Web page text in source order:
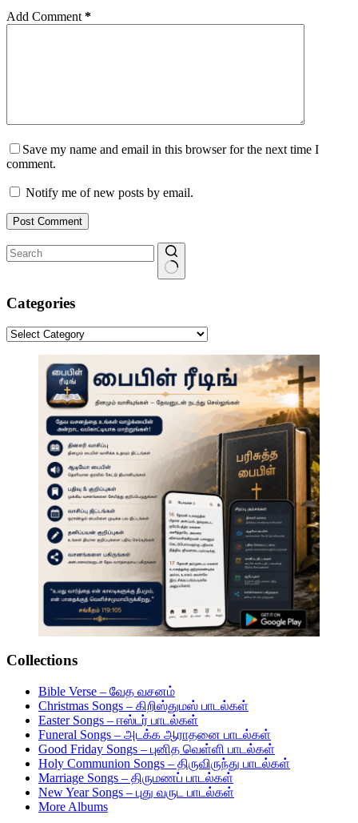
Add Comment *
Save my name and email in this browser for the next time I
comment.
Notify me of new posts by email.
Post Comment
results
Categories
Categories
Collections
Bible Verse – வேத வசனம்
Christmas Songs – கிறிஸ்துமஸ் பாடல்கள்
Easter Songs – ஈஸ்டர் பாடல்கள்
Funeral Songs – அடக்க ஆராதனை பாடல்கள்
Good Friday Songs – புனித வெள்ளி பாடல்கள்
Holy Communion Songs – திருவிருந்து பாடல்கள்
Marriage Songs – திருமணப் பாடல்கள்
New Year Songs – புது வருட பாடல்கள்
More Albums